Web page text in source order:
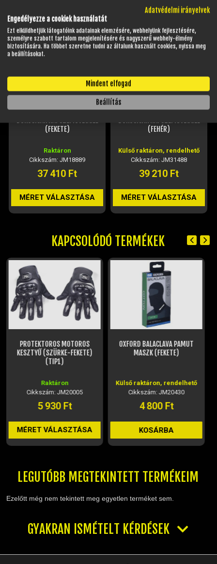
HELYETTESÍTŐ TERMÉKEK
NAXA F06-A FELNYITHATÓ
BUKÓSISAK NAPSZEMÜVEGGEL
(FEKETE)
Raktáron
Cikkszám: JM18889
37 410 Ft
MÉRET VÁLASZTÁSA
NAXA F06-C FELNYITHATÓ
BUKÓSISAK NAPSZEMÜVEGGEL
(FEHÉR)
Külső raktáron, rendelhető
Cikkszám: JM31488
39 210 Ft
MÉRET VÁLASZTÁSA
KAPCSOLÓDÓ TERMÉKEK
OXFORD BALACLAVA PAMUT
MASZK (FEKETE)
Külső raktáron, rendelhető
Cikkszám: JM20430
4 800 Ft
KOSÁRBA
MOTUL M1 BUKÓSISAK ÉS PLEXI
TISZTÍTÓ (250ML)
Raktáron
Cikkszám: JM24891
2 270 Ft
KOSÁRBA
LEGUTÓBB MEGTEKINTETT TERMÉKEIM
Ezelőtt még nem tekintett meg egyetlen terméket sem.
GYAKRAN ISMÉTELT KÉRDÉSEK
Adatvédelmi irányelvek
Engedélyezze a cookiek használatát
Ezt elküldhetjük látogatóink adatainak elemzésére, webhelyünk fejlesztésére,
személyre szabott tartalom megjelenítésére és nagyszerű webhely-élmény
biztosítására. Ha többet szeretne tudni az általunk használt cookies, nyissa meg
a beállításokat.
Mindent elfogad
Beállítás